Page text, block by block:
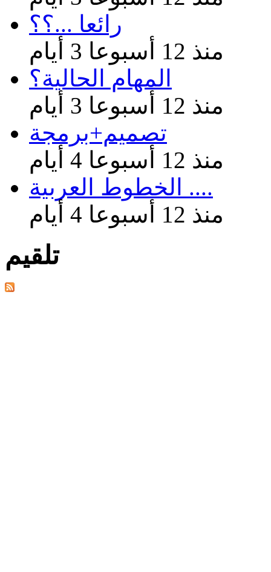
رائعا ...؟؟
منذ 12 أسبوعا 3 أيام
المهام الحالية؟
منذ 12 أسبوعا 3 أيام
تصميم+برمجة
منذ 12 أسبوعا 4 أيام
الخطوط العربية ....
منذ 12 أسبوعا 4 أيام
تلقيم